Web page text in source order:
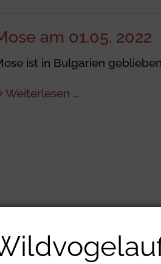
am 01.05. 2022
ist in Bulgarien geblieben
Weiterlesen …